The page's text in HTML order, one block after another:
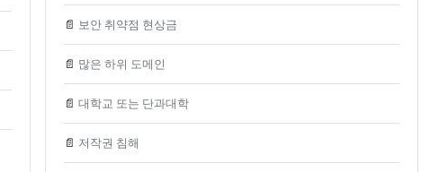
📄 보안 취약점 현상금
📄 많은 하위 도메인
📄 대학교 또는 단과대학
📄 저작권 침해